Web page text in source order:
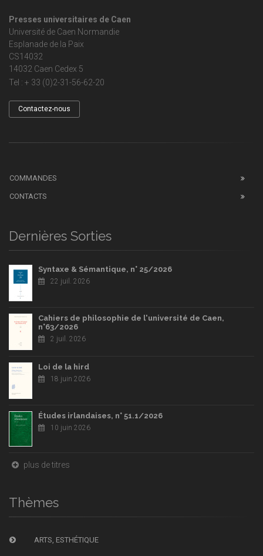
Presses universitaires de Caen
Université de Caen Normandie
Esplanade de la Paix
CS14032
14032 Caen Cedex 5
Tel : + 33 (0)2-31-56-62-20
Contactez-nous
COMMANDES
CONTACTS
Dernières Sorties
Syntaxe & Sémantique, n° 25/2026
22 juil. 2026
Cahiers de philosophie de l'université de Caen,
n°63/2026
2 juil. 2026
Loi de la hird
18 juin 2026
Études irlandaises, n° 51.1/2026
10 juin 2026
plus de titres
Thèmes
ARTS, ESTHÉTIQUE